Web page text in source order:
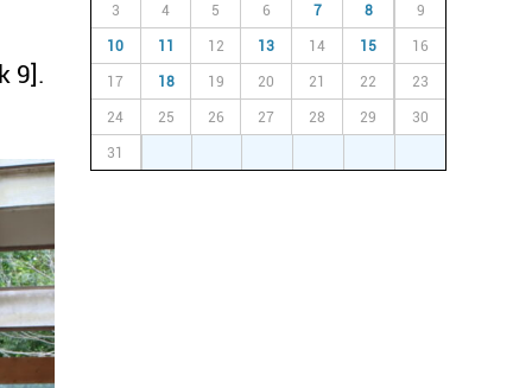
9].
3 4 5 6 7 8 9
10 11 12 13 14 15 16
17 18 19 20 21 22 23
24 25 26 27 28 29 30
31